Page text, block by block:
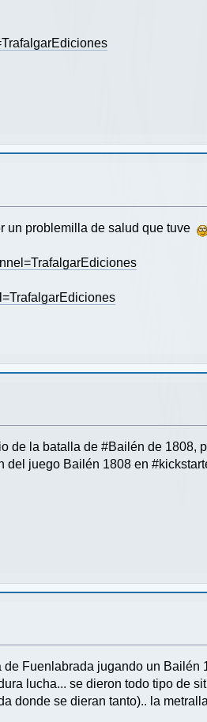
un problemilla de salud que tuve
de la batalla de #Bailén de 1808,
del juego Bailén 1808 en
Fuenlabrada jugando un Bailén
lucha... se dieron todo tipo de
donde se dieran tanto).. la